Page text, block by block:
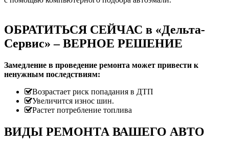
ОБРАТИТЬСЯ СЕЙЧАС в «Дельта-
Сервис» – ВЕРНОЕ РЕШЕНИЕ
Замедление в проведение ремонта может привести к
ненужным последствиям:
Возрастает риск попадания в ДТП
Увеличится износ шин.
Растет потребление топлива
ВИДЫ РЕМОНТА ВАШЕГО АВТО